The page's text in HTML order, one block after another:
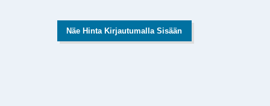
Näe Hinta Kirjautumalla Sisään